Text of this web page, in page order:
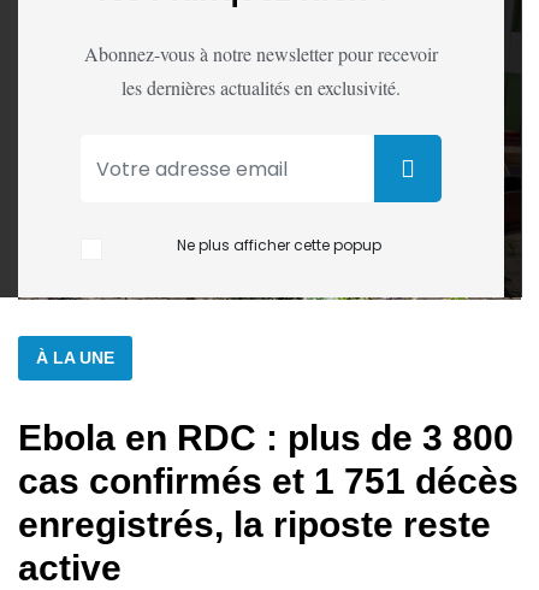
Abonnez-vous à notre newsletter pour recevoir
les dernières actualités en exclusivité.
Ne plus afficher cette popup
À LA UNE
Ebola en RDC : plus de 3 800
cas confirmés et 1 751 décès
enregistrés, la riposte reste
active